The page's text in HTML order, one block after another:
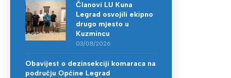
Članovi LU Kuna
Legrad osvojili ekipno
drugo mjesto u
Kuzmincu
03/08/2026
Obavijest o dezinsekciji komaraca na
području Općine Legrad